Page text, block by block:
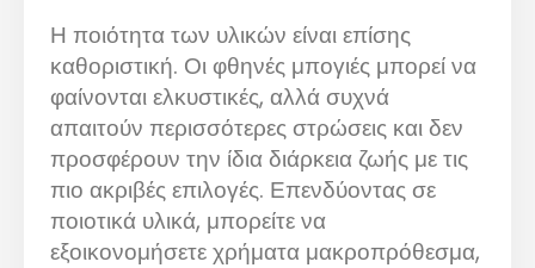
Η ποιότητα των υλικών είναι επίσης
καθοριστική. Οι φθηνές μπογιές μπορεί να
φαίνονται ελκυστικές, αλλά συχνά
απαιτούν περισσότερες στρώσεις και δεν
προσφέρουν την ίδια διάρκεια ζωής με τις
πιο ακριβές επιλογές. Επενδύοντας σε
ποιοτικά υλικά, μπορείτε να
εξοικονομήσετε χρήματα μακροπρόθεσμα,